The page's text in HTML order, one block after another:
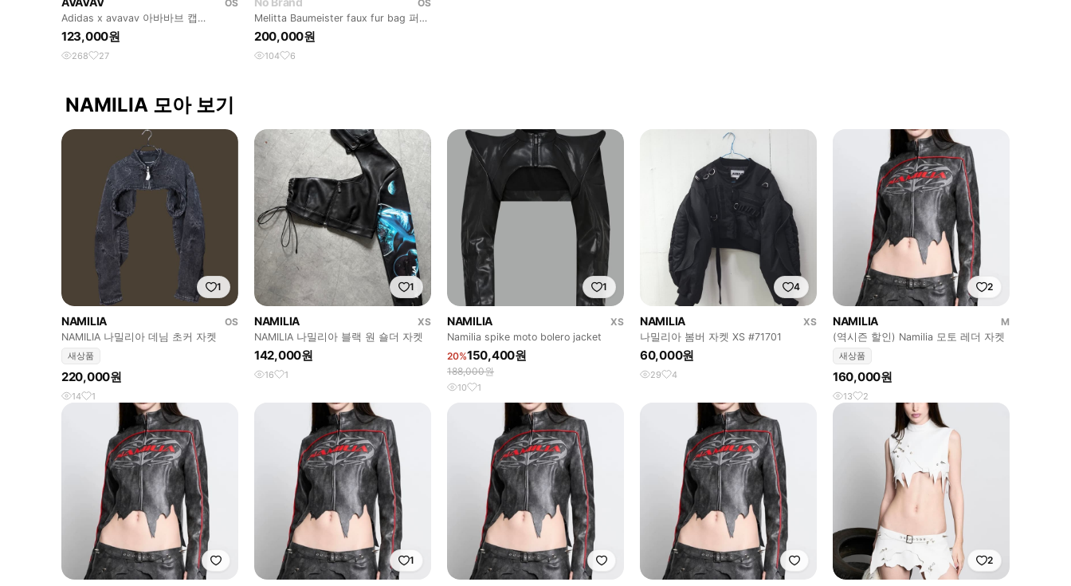
OS
Adidas x avavav 아바바브 캡
(Sculpted Cap)
123,000원
268 27
OS
Melitta Baumeister faux fur bag 퍼
가방
200,000원
104 6
NAMILIA 모아 보기
1
NAMILIA
OS
NAMILIA 나밀리아 데님 초커 자켓
새상품
220,000원
14 1
1
NAMILIA
XS
NAMILIA 나밀리아 블랙 원 숄더 자켓
142,000원
16 1
1
NAMILIA
XS
Namilia spike moto bolero jacket
20%150,400원
188,000원
10 1
4
NAMILIA
XS
나밀리아 봄버 자켓 XS #71701
60,000원
29 4
2
NAMILIA
M
(역시즌 할인) Namilia 모토 레더 자켓
새상품
160,000원
13 2
1 2